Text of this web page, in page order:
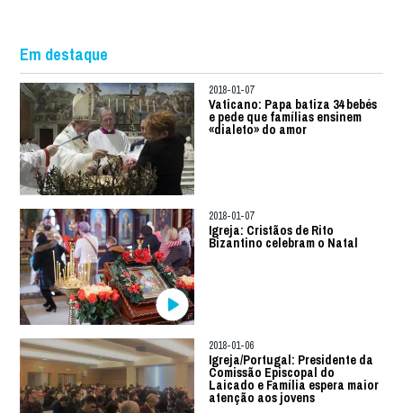
Em destaque
2018-01-07
Vaticano: Papa batiza 34 bebés
e pede que famílias ensinem
«dialeto» do amor
2018-01-07
Igreja: Cristãos de Rito
Bizantino celebram o Natal
2018-01-06
Igreja/Portugal: Presidente da
Comissão Episcopal do
Laicado e Família espera maior
atenção aos jovens